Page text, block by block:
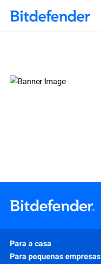
Para a casa
Para pequenas empresas